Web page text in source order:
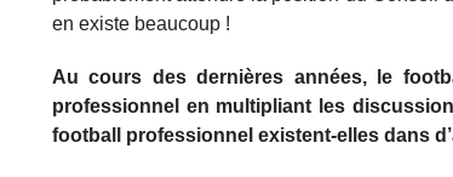
en existe beaucoup !
Au cours des dernières années, le
professionnel en multipliant les
football professionnel existent-elles dans